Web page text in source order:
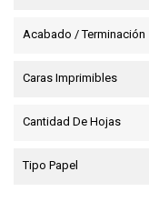
Acabado / Terminación
Caras Imprimibles
Cantidad De Hojas
Tipo Papel